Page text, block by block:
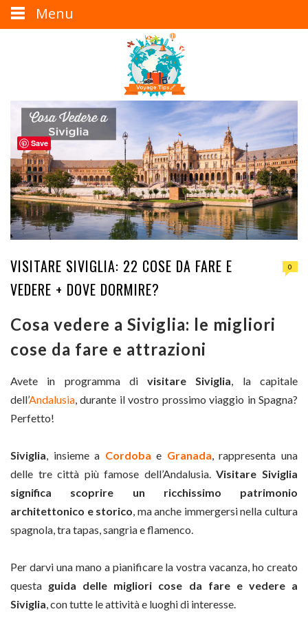
VISITARE SIVIGLIA: 22 COSE DA FARE E
VEDERE + DOVE DORMIRE?
0
Cosa vedere a Siviglia: le migliori
cose da fare e attrazioni
Avete in programma divisitare Siviglia , la capitale
dell’Andalusia , durante il vostro prossimo viaggio in Spagna?
Perfetto!
Siviglia, insieme a Cordoba e Granada, rappresenta una
delle tre città più famose dell’Andalusia.Visitare Siviglia
significa scoprire un ricchissimo patrimonio
architettonico e storico, ma anche immergersi nella cultura
spagnola, tra tapas, sangria e flamenco.
Per darvi una mano a pianificare la vostra vacanza, ho creato
questa guida delle migliori cose da fare e vedere a
Siviglia, con tutte le attività e luoghi di interesse.
Menu
Save